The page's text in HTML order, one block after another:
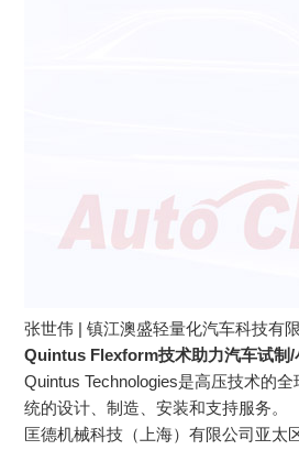
张世伟 | 镇江澳盛轻量化汽车科技有
Quintus Flexform技术助力汽车试制/
Quintus Technologies是高压技术的
统的设计、制造、安装和支持服务。
匡德机械科技（上海）有限公司亚太